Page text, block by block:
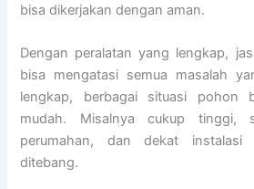
bisa dikerjakan dengan aman.
Dengan peralatan yang lengkap,
bisa mengatasi semua masalah
lengkap, berbagai situasi pohon
mudah. Misalnya cukup tinggi,
perumahan, dan dekat
ditebang.